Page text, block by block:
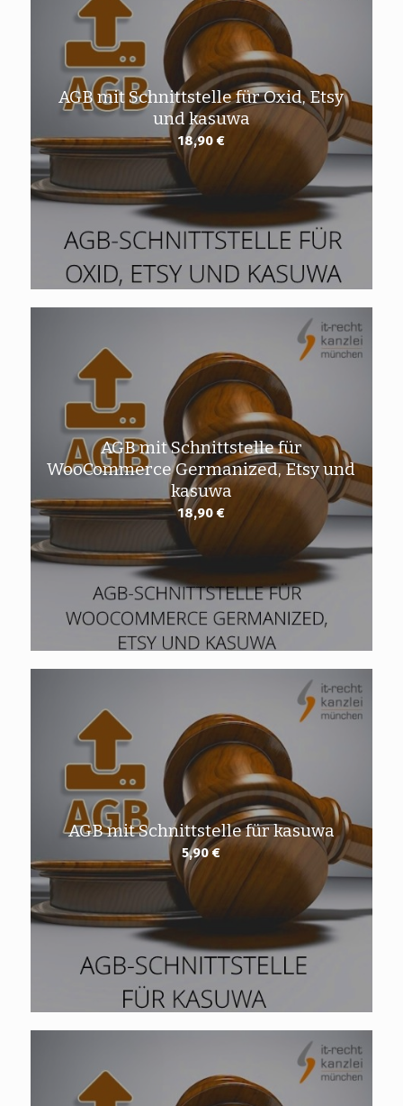
AGB mit Schnittstelle für Oxid, Etsy
und kasuwa
18,90€
AGB mit Schnittstelle für
WooCommerce Germanized, Etsy und
kasuwa
18,90 €
AGB mit Schnittstelle für kasuwa
5,90€